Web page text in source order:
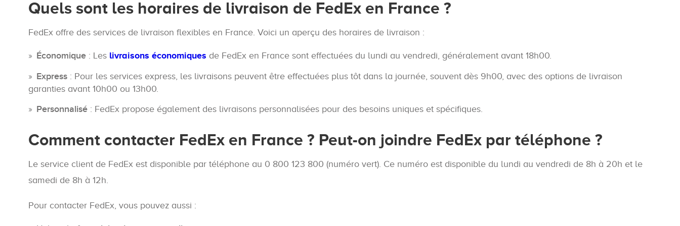
Quels sont les horaires de livraison de FedEx en France ?
FedEx offre des services de livraison flexibles en France. Voici un aperçu des horaires de livraison :
Économique : Les livraisons économiques de FedEx en France sont effectuées du lundi au vendredi, généralement avant 18h00.
Express : Pour les services express, les livraisons peuvent être effectuées plus tôt dans la journée, souvent dès 9h00, avec des options de livraison
garanties avant 10h00 ou 13h00.
Personnalisé : FedEx propose également des livraisons personnalisées pour des besoins uniques et spécifiques.
Comment contacter FedEx en France ? Peut-on joindre FedEx par téléphone ?
Le service client de FedEx est disponible par téléphone au 0 800 123 800 (numéro vert). Ce numéro est disponible du lundi au vendredi de 8h à 20h et le
samedi de 8h à 12h.
Pour contacter FedEx, vous pouvez aussi :